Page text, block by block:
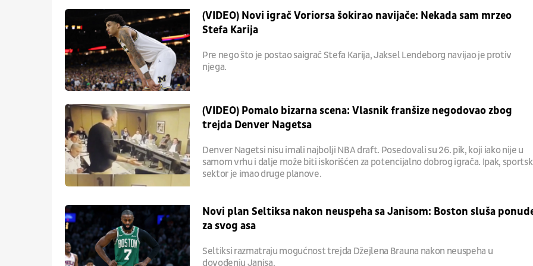
(VIDEO) Novi igrač Voriorsa šokirao navijače: Nekada sam mrzeo
Stefa Karija
Pre nego što je postao saigrač Stefa Karija, Jaksel Lendeborg navijao je protiv
njega.
(VIDEO) Pomalo bizarna scena: Vlasnik franšize negodovao zbog
trejda Denver Nagetsa
Denver Nagetsi nisu imali najbolji NBA draft. Posedovali su 26. pik, koji iako nije u
samom vrhu i dalje može biti iskorišćen za potencijalno dobrog igrača. Ipak,
sektor je imao druge planove.
Novi plan Seltiksa nakon neuspeha sa Janisom: Boston sluša
za svog asa
Seltiksi razmatraju mogućnost trejda Džejlena Brauna nakon neuspeha u
dovođenju Janisa.